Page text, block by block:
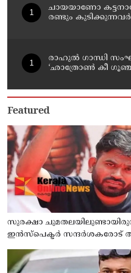
നീക്കങ്ങൾക്ക്
ചായയാണോ
രണ്ടും കുടിക്കുന്നവർ
രാഹുൽ ഗാന്ധി
‘ഛാത്രോൺ കീ ഗൂഞ്ച്’
Featured
സുരക്ഷാ
ഇൻസ്പെക്ടർ സന്ദർശകരോട്
ദിപ്കെ